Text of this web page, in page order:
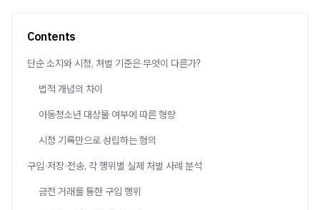
Contents
단순 소지와 시청, 처벌 기준은 무엇이 다른가?
법적 개념의 차이
아동청소년 대상물 여부에 따른 형량
시청 기록만으로 성립하는 혐의
구입·저장·전송, 각 행위별 실제 처벌 사례 분석
금전 거래를 통한 구입 행위